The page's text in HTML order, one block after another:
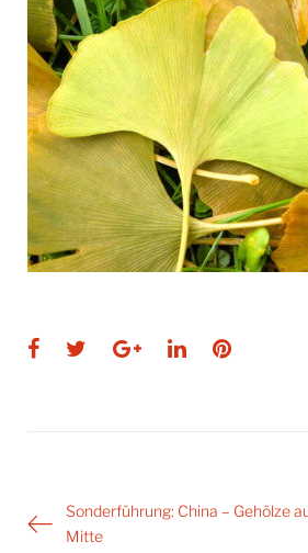
Facebook
TwitterGoogle+
LinkedIn
Post
navigation
Sonderführung: China – Gehölze
Mitte